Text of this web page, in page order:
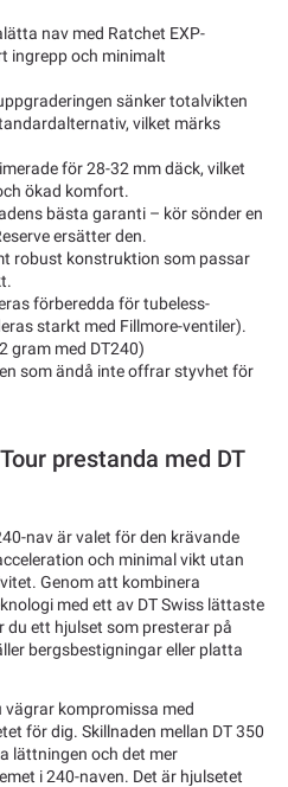
nav med Ratchet EXP-
ingrepp och minimalt
sänker totalvikten
vilket märks
för 28-32 mm däck, vilket
ökad komfort.
bästa garanti – kör sönder en
ersätter den.
robust konstruktion som passar
förberedda för tubeless-
starkt med Fillmore-ventiler).
gram med DT240)
som ändå inte offrar styvhet för
prestanda med DT
nav är valet för den krävande
och minimal vikt utan
Genom att kombinera
med ett av DT Swiss lättaste
du ett hjulset som presterar på
bergsbestigningar eller platta
vägrar kompromissa med
för dig. Skillnaden mellan DT 350
lättningen och det mer
i 240-naven. Det är hjulsetet